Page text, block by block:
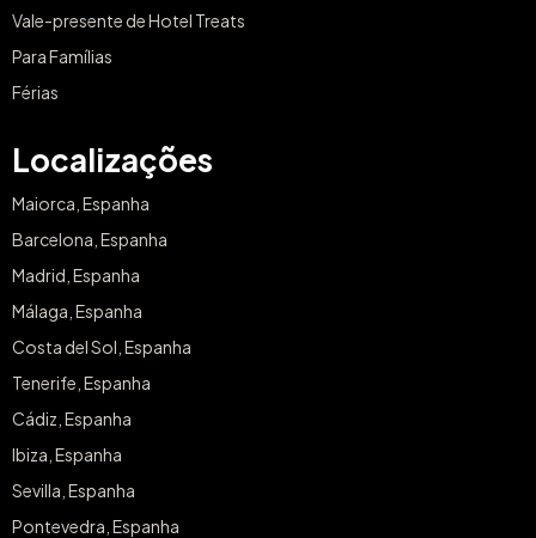
Vale-presente de Hotel Treats
Para Famílias
Férias
Localizações
Maiorca, Espanha
Barcelona, Espanha
Madrid, Espanha
Málaga, Espanha
Costa del Sol, Espanha
Tenerife, Espanha
Cádiz, Espanha
Ibiza, Espanha
Sevilla, Espanha
Pontevedra, Espanha